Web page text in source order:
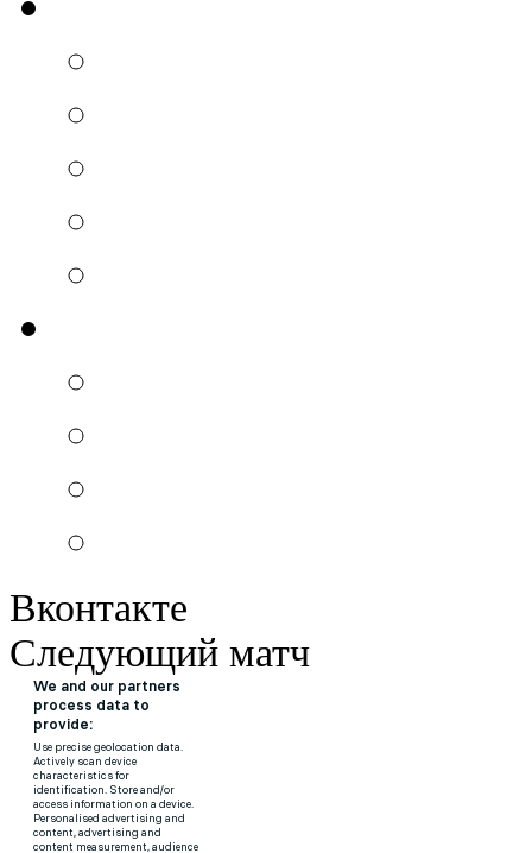
Вконтакте
Следующий матч